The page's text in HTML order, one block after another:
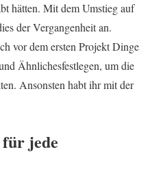
hätten. Mit dem Umstieg auf
der Vergangenheit an.
vor dem ersten Projekt Dinge
Ähnlichesfestlegen, um die
Ansonsten habt ihr mit der
jede